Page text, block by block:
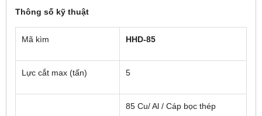
Thông số kỹ thuật
Mã kìm HHD-85
Lực cắt max (tấn) 5
85 Cu/ Al / Cáp bọc thép